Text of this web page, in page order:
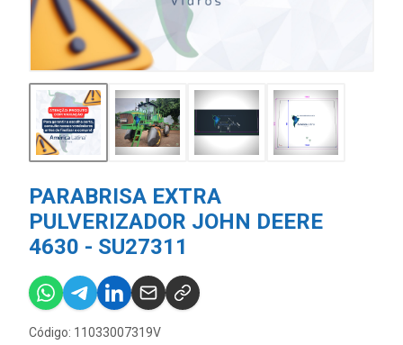
PARABRISA EXTRA
PULVERIZADOR JOHN DEERE
4630 - SU27311
Código: 11033007319V